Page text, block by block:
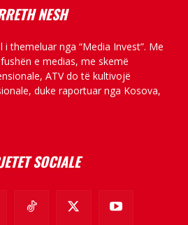
NESH
themeluar nga “Media Invest”. Me
e medias, me skemë
ATV do të kultivojë
duke raportuar nga Kosova,
SOCIALE